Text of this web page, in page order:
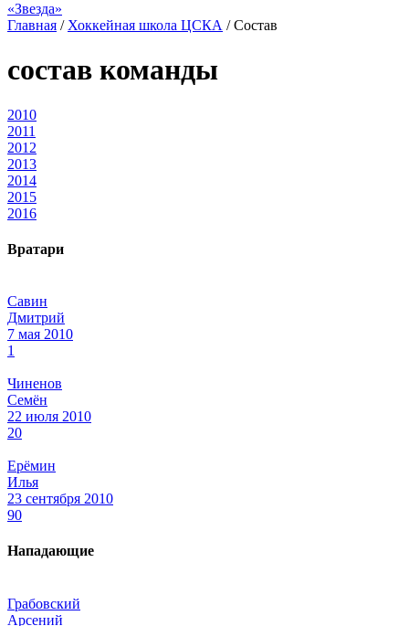
«Звезда»
Главная / Хоккейная школа ЦСКА /Состав
состав команды
2010
2011
2012
2013
2014
2015
2016
Вратари
Савин
Дмитрий
7 мая 2010
1
Чиненов
Семён
22 июля 2010
20
Ерёмин
Илья
23 сентября 2010
90
Нападающие
Грабовский
Арсений